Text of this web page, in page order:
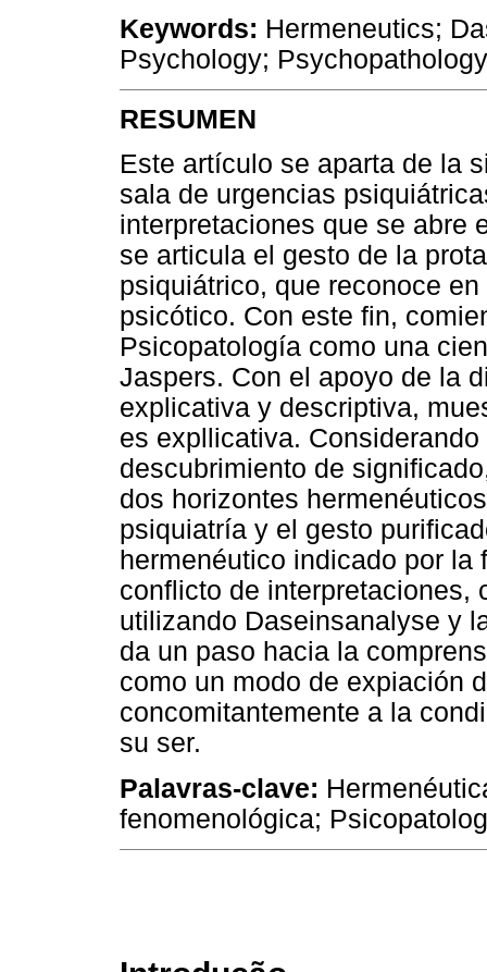
Keywords: Hermeneutics;
Psychology; Psychopathology
RESUMEN
Este artículo se aparta de la
sala de urgencias
interpretaciones que se abre
se articula el gesto de la
psiquiátrico, que reconoce
psicótico. Con este fin,
Psicopatología como una
Jaspers. Con el apoyo de la
explicativa y descriptiva,
es expllicativa.
descubrimiento de
dos horizontes
psiquiatría y el gesto
hermenéutico indicado por
conflicto de interpretaciones,
utilizando Daseinsanalyse y
da un paso hacia la
como un modo de expiación
concomitantemente a la
su ser.
Palavras-clave:
fenomenológica;